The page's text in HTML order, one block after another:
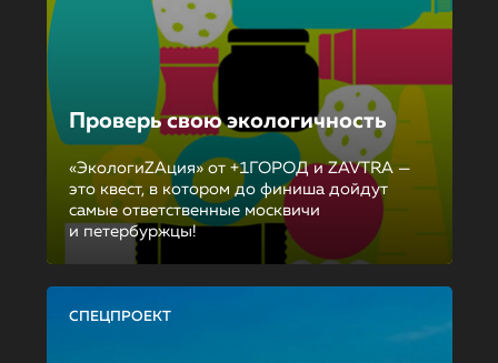
Проверь свою экологичность
«ЭкологиZAция» от +1ГОРОД и ZAVTRA —
это квест, в котором до финиша дойдут
самые ответственные москвичи
и петербуржцы!
СПЕЦПРОЕКТ